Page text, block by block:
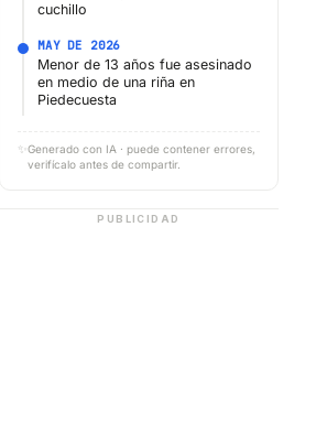
cuchillo
MAY DE 2026
Menor de 13 años fue asesinado
en medio de una riña en
Piedecuesta
✨ Generado con IA · puede contener errores,
verifícalo antes de compartir.
PUBLICIDAD